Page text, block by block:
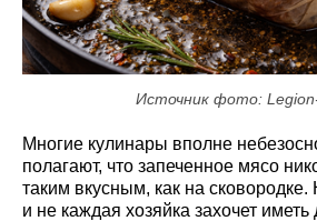
Источник фото:
Многие кулинары вполне
полагают, что запеченное мясо
таким вкусным, как на сковородке.
и не каждая хозяйка захочет иметь